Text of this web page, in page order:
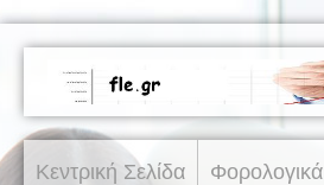
Κεντρική Σελίδα Φορολογικά